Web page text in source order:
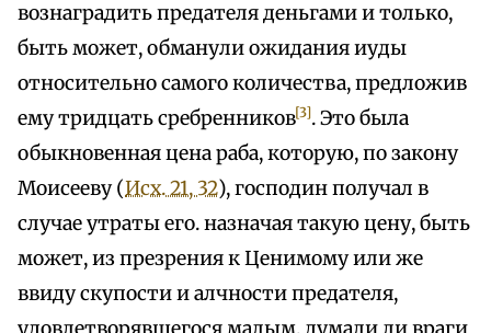
вознаградить предателя деньгами и только,
быть может, обманули ожидания иуды
относительно самого количества, предложив
ему тридцать сребренников[3]. Это была
обыкновенная цена раба, которую, по закону
Моисееву (Исх. 21, 32), господин получал в
случае утраты его. назначая такую цену, быть
может, из презрения к Ценимому или же
ввиду скупости и алчности предателя,